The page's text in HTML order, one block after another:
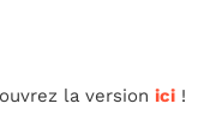
la version ici !